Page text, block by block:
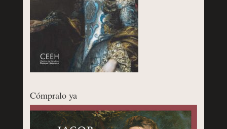
Cómpralo ya